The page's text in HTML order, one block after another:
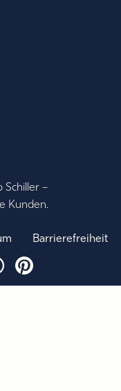
Schiller –
Kunden.
Barrierefreiheit